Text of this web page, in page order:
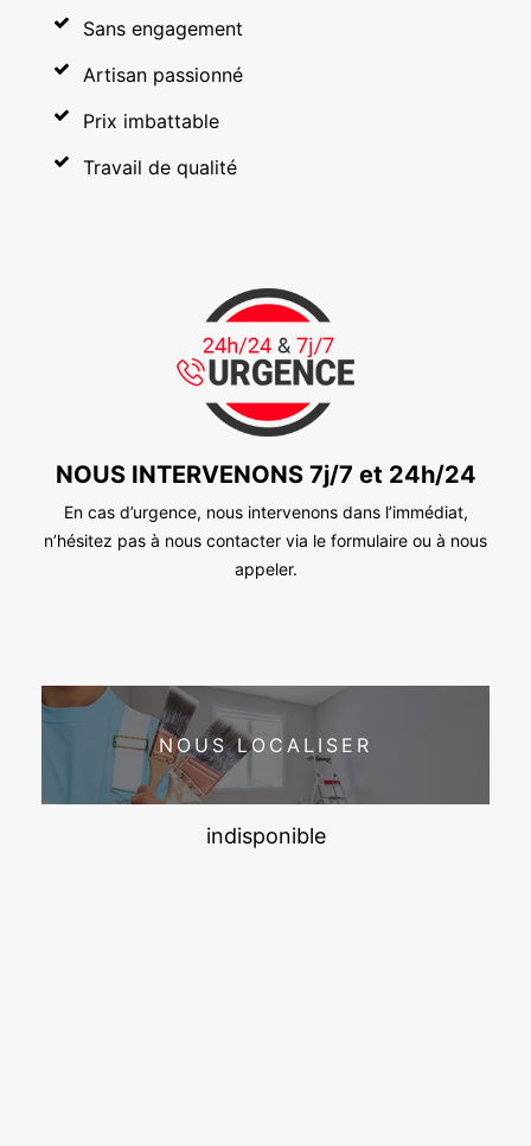
Sans engagement
Artisan passionné
Prix imbattable
Travail de qualité
NOUS INTERVENONS 7j/7 et 24h/24
En cas d’urgence, nous intervenons dans l’immédiat,
n’hésitez pas à nous contacter via le formulaire ou à nous
appeler.
NOUS LOCALISER
indisponible